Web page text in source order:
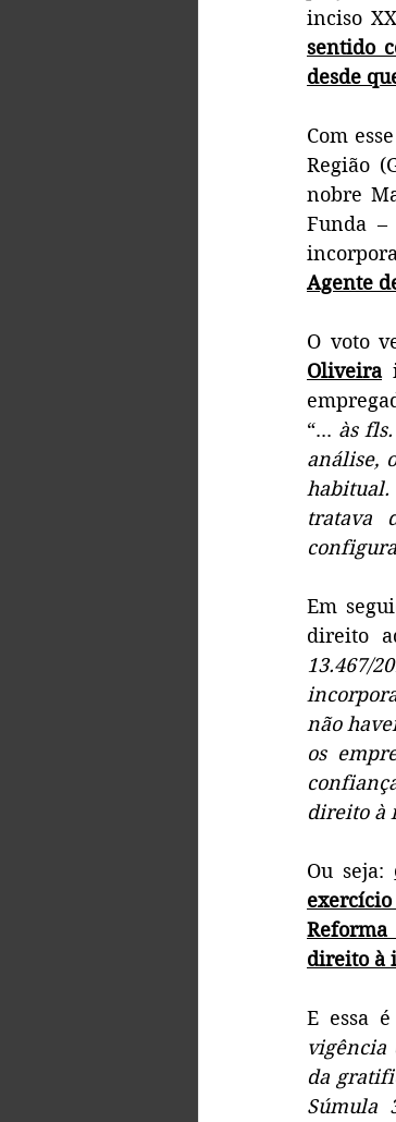
inciso
sentido
desde
Com
Região
nobre
Funda –
Agente
O voto
Oliveira
“... às
análise,
tratava
Em
direito
13.467/
não
os
direito à
Ou seja:
direito à
E essa
vigência
da
Súmula